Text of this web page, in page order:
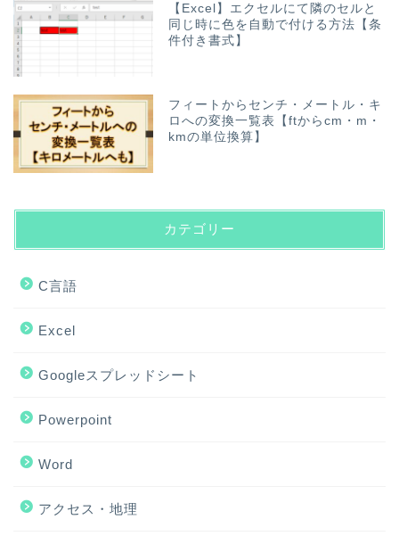
【Excel】エクセルにて隣のセルと
同じ時に色を自動で付ける方法【条
件付き書式】
フィートからセンチ・メートル・キ
ロへの変換一覧表【ftからcm・m・
kmの単位換算】
カテゴリー
C言語
Excel
Googleスプレッドシート
Powerpoint
Word
アクセス・地理